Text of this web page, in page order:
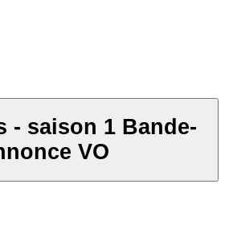
- saison 1 Bande-
VO